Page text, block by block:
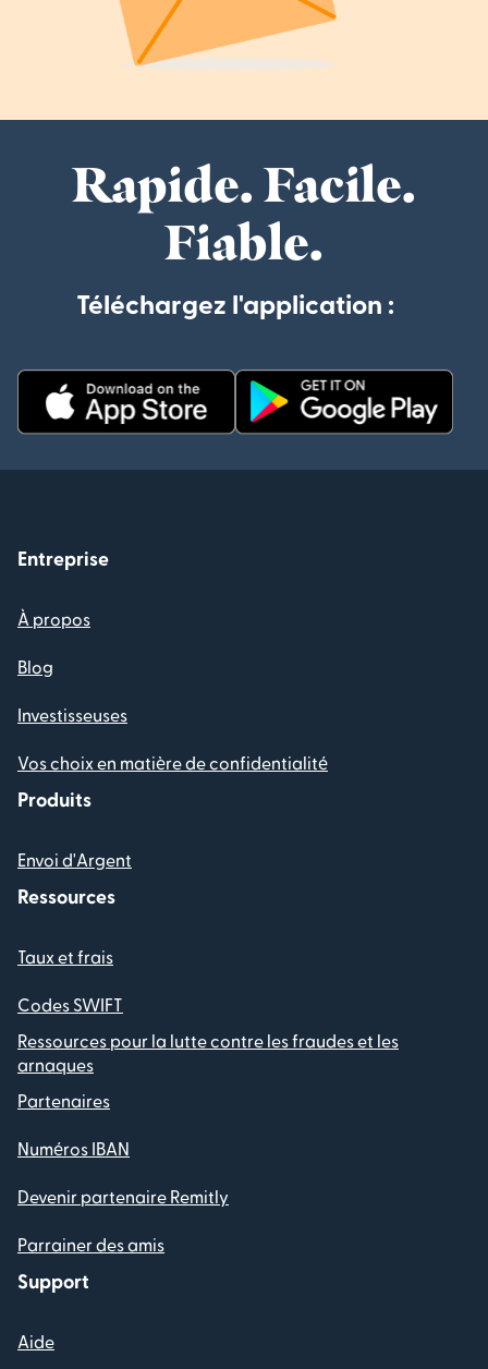
Rapide. Facile.
Fiable.
Téléchargez l'application :
Entreprise
À propos
Blog
Investisseuses
Vos choix en matière de confidentialité
Produits
Envoi d'Argent
Ressources
Taux et frais
Codes SWIFT
Ressources pour la lutte contre les fraudes et les
arnaques
Partenaires
Numéros IBAN
Devenir partenaire Remitly
Parrainer des amis
Support
Aide